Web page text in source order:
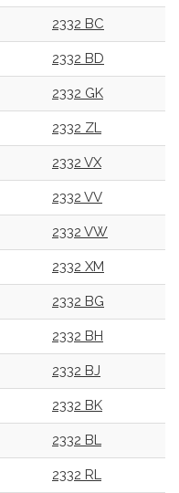
2332 BC
2332 BD
2332 GK
2332 ZL
2332 VX
2332 VV
2332 VW
2332 XM
2332 BG
2332 BH
2332 BJ
2332 BK
2332 BL
2332 RL